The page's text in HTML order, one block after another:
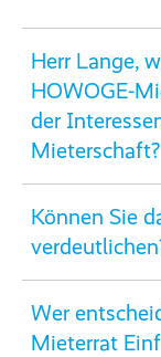
Herr Lange,
HOWOGE-
der
Mieterschaft?
Können Sie
Wer
Mieterrat